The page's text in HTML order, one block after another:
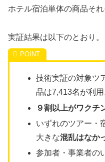
ホテル宿泊単体の商品そ
実証結果は以下のとおり。
技術実証の対象ツ
品は7,413名が利用
９割以上がワクチ
いずれのツアー・
大きな混乱はなか
参加者・事業者の